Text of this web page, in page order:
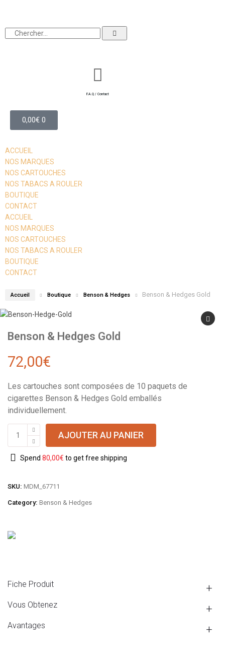
F.A.Q / Contact
0,00€ 0
ACCUEIL
NOS MARQUES
NOS CARTOUCHES
NOS TABACS A ROULER
BOUTIQUE
CONTACT
ACCUEIL
NOS MARQUES
NOS CARTOUCHES
NOS TABACS A ROULER
BOUTIQUE
CONTACT
Accueil Boutique Benson & Hedges Benson & Hedges Gold
Benson & Hedges Gold
72,00€
Les cartouches sont composées de 10 paquets de
cigarettes Benson & Hedges Gold emballés
individuellement.
AJOUTER AU PANIER
Spend 80,00€ to get free shipping
SKU: MDM_67711
Category: Benson & Hedges
Fiche Produit
Vous Obtenez
Avantages